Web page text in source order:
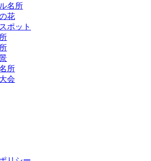
名所
花
ポット
所
会